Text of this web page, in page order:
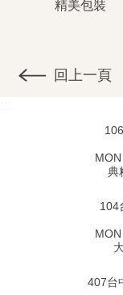
精美包裝
回上一頁
典
104
407台